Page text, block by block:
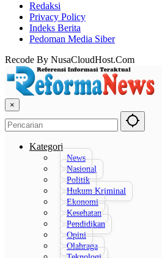
Redaksi
Privacy Policy
Indeks Berita
Pedoman Media Siber
Recode By NusaCloudHost.Com
×
Kategori
News
Nasional
Politik
Hukum Kriminal
Ekonomi
Kesehatan
Pendidikan
Opini
Olahraga